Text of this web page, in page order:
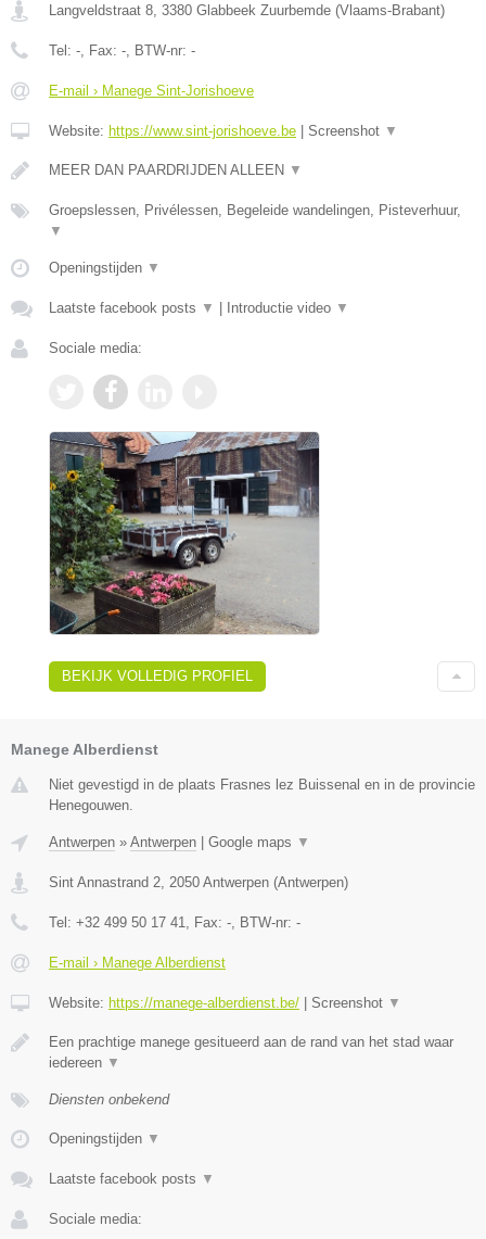
Langveldstraat 8, 3380 Glabbeek Zuurbemde (Vlaams-Brabant)
Tel: -, Fax: -, BTW-nr: -
E-mail › Manege Sint-Jorishoeve
Website: https://www.sint-jorishoeve.be Screenshot ▼
MEER DAN PAARDRIJDEN ALLEEN ▼
Groepslessen, Privélessen, Begeleide wandelingen, Pisteverhuur,
▼
Openingstijden ▼
Laatste facebook posts ▼ Introductie video ▼
Sociale media:
BEKIJK VOLLEDIG PROFIEL
Manege Alberdienst
Niet gevestigd in de plaats Frasnes lez Buissenal en in de provincie
Henegouwen.
Antwerpen » Antwerpen | Google maps ▼
Sint Annastrand 2 2050 Antwerpen (Antwerpen)
Tel: +32 499 50 17 41 , Fax: - , BTW-nr: -
E-mail › Manege Alberdienst
Website: https://manege-alberdienst.be/ | Screenshot ▼
Een prachtige manege gesitueerd aan de rand van het stad waar
iedereen ▼
Diensten onbekend
Openingstijden ▼
Laatste facebook posts ▼
Sociale media: